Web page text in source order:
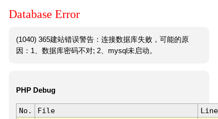
Database Error
(1040) 365建站错误警告：连接数据库失败，可能的原
因：1、数据库密码不对; 2、mysql未启动。
PHP Debug
No. File
Line